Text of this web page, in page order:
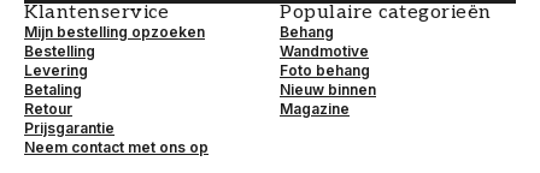
Klantenservice
Mijn bestelling opzoeken
Bestelling
Levering
Betaling
Retour
Prijsgarantie
Neem contact met ons op
Populaire categorieën
Behang
Wandmotive
Foto behang
Nieuw binnen
Magazine